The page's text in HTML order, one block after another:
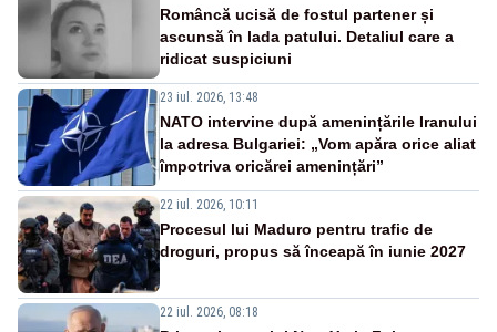
Româncă ucisă de fostul partener și
ascunsă în lada patului. Detaliul care a
ridicat suspiciuni
23 iul. 2026, 13:48
NATO intervine după amenințările Iranului
la adresa Bulgariei: „Vom apăra orice aliat
împotriva oricărei amenințări”
22 iul. 2026, 10:11
Procesul lui Maduro pentru trafic de
droguri, propus să înceapă în iunie 2027
22 iul. 2026, 08:18